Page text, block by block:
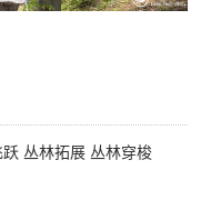
丛林拓展 丛林穿梭